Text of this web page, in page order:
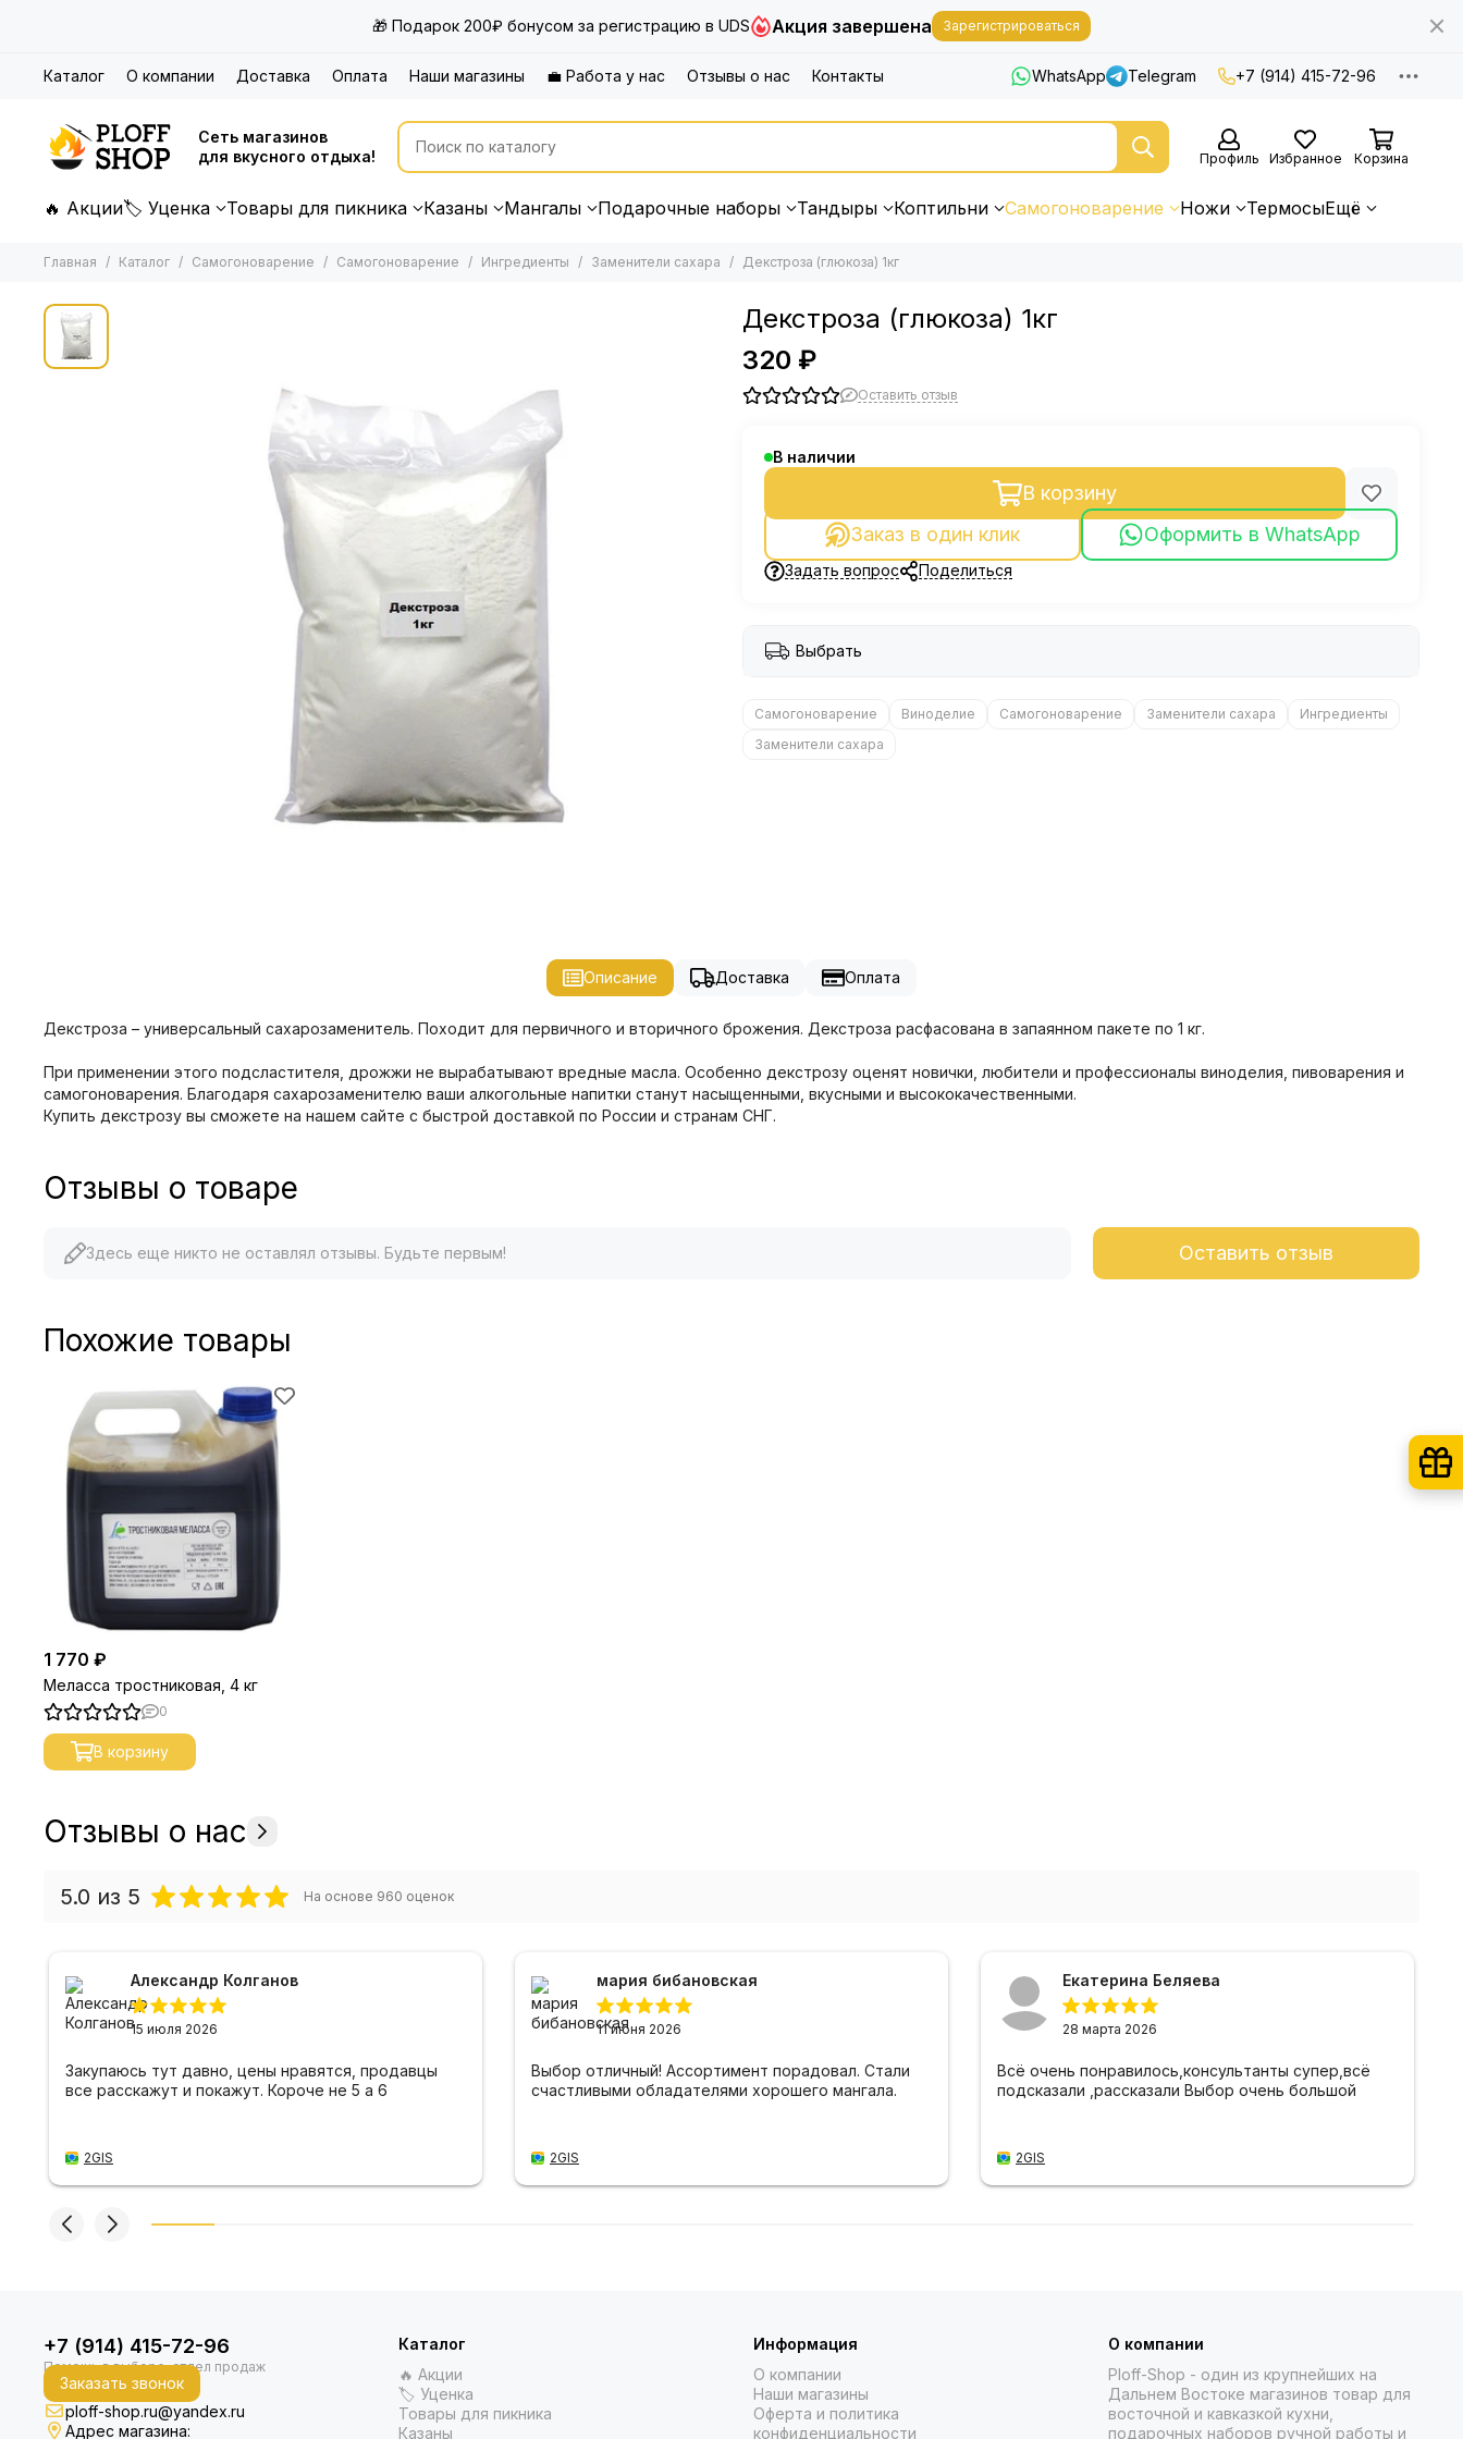
🎁 Подарок 200₽ бонусом за регистрацию в UDS Акция завершена Зарегистрироваться
Каталог О компании Доставка Оплата Наши магазины 💼 Работа у нас Отзывы о нас Контакты WhatsApp Telegram +7 (914) 415-72-96
Сеть магазинов
для вкусного отдыха!
Профиль Избранное Корзина
🔥 Акции🏷 Уценка Товары для пикника Казаны Мангалы Подарочные наборы Тандыры Коптильни Самогоноварение Ножи ТермосыЕщё
Главная Каталог Самогоноварение Самогоноварение Ингредиенты Заменители сахара Декстроза (глюкоза) 1кг
Декстроза (глюкоза) 1кг
320 ₽
Оставить отзыв
В наличии
В корзину
Заказ в один клик
Оформить в WhatsApp
Задать вопрос Поделиться
Выбрать
Самогоноварение Виноделие Самогоноварение Заменители сахара
Ингредиенты
Заменители сахара
Описание Доставка Оплата
Декстроза – универсальный сахарозаменитель. Походит для первичного и вторичного брожения. Декстроза расфасована в запаянном пакете по 1 кг.
При применении этого подсластителя, дрожжи не вырабатывают вредные масла. Особенно декстрозу оценят новички, любители и профессионалы виноделия, пивоварения и
самогоноварения. Благодаря сахарозаменителю ваши алкогольные напитки станут насыщенными, вкусными и высококачественными.
Купить декстрозу вы сможете на нашем сайте с быстрой доставкой по России и странам СНГ.
Отзывы о товаре
Здесь еще никто не оставлял отзывы. Будьте первым! Оставить отзыв
Похожие товары
1 770 ₽
Меласса тростниковая, 4 кг
0
В корзину
Отзывы о нас
5.0 из 5 На основе 960 оценок
Александр Колганов
15 июля 2026
Закупаюсь тут давно, цены нравятся, продавцы
все расскажут и покажут. Короче не 5 а 6
2GIS
мария бибановская
11 июня 2026
Выбор отличный! Ассортимент порадовал. Стали
счастливыми обладателями хорошего мангала.
2GIS
Екатерина Беляева
28 марта 2026
Всё очень понравилось,консультанты супер,всё
подсказали ,рассказали Выбор очень большой
2GIS
+7 (914) 415-72-96
Заказать звонок
ploff-shop.ru@yandex.ru
Адрес магазина:
Каталог
🔥 Акции
🏷 Уценка
Товары для пикника
Казаны
Информация
О компании
Наши магазины
Оферта и политика
конфиденциальности
О компании
Ploff-Shop - один из крупнейших на
Дальнем Востоке магазинов товар для
восточной и кавказкой кухни,
подарочных наборов ручной работы и